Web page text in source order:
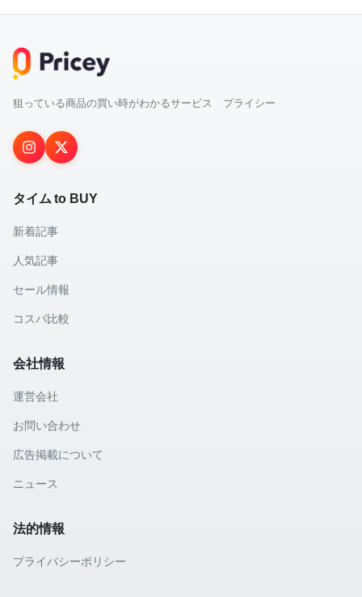
狙っている商品の買い時がわかるサービス プライシー
タイム to BUY
新着記事
人気記事
セール情報
コスパ比較
会社情報
運営会社
お問い合わせ
広告掲載について
ニュース
法的情報
プライバシーポリシー